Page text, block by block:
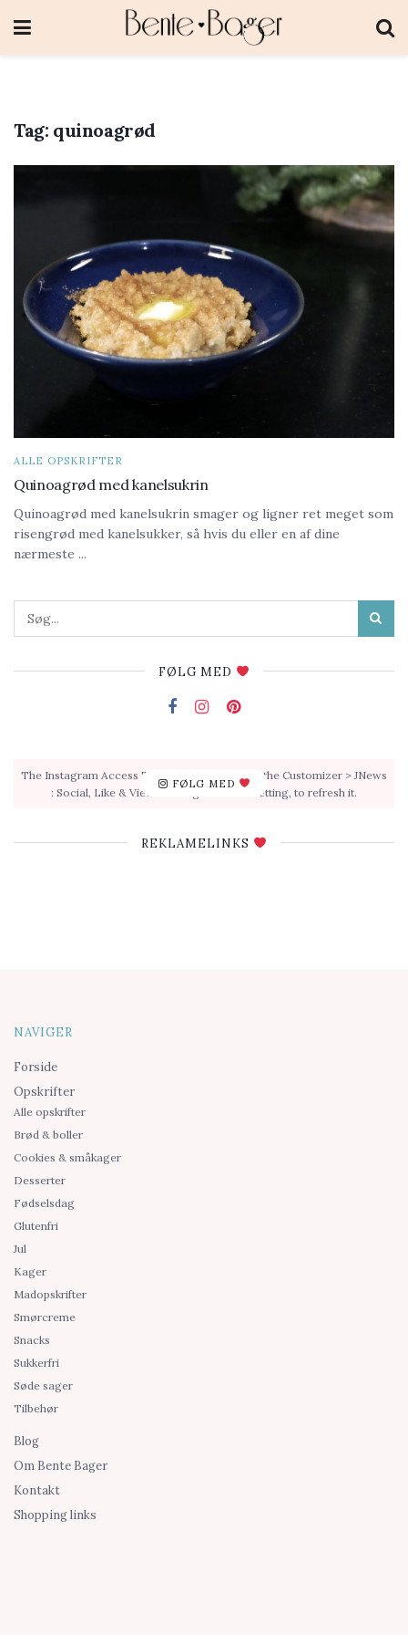
Tag: quinoagrød
ALLE OPSKRIFTER
Quinoagrød med kanelsukrin
Quinoagrød med kanelsukrin smager og ligner ret meget som
risengrød med kanelsukker, så hvis du eller en af dine
nærmeste ...
FØLG MED
FØLG MED
The Instagram Access Token is expired, Go to the Customizer > JNews
: Social, Like & View > Instagram Feed Setting, to refresh it.
REKLAMELINKS
NAVIGER
Forside
Opskrifter
Alle opskrifter
Brød & boller
Cookies & småkager
Desserter
Fødselsdag
Glutenfri
Jul
Kager
Madopskrifter
Smørcreme
Snacks
Sukkerfri
Søde sager
Tilbehør
Blog
Om Bente Bager
Kontakt
Shopping links